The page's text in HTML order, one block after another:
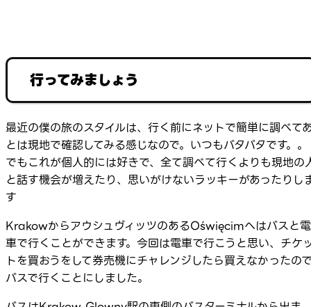
行ってみましょう
最近の僕の旅のスタイルは、行く前にネットで簡単に調べて
とは現地で確認してみる感じなので。いつもバタバタです。。
でもこれが個人的には好きで、全て調べて行くよりも現地の
と話す機会が増えたり、思いがけないラッキーがあったりし
す
KrakowからアウシュヴィッツのあるOświęcimへはバスと電
車で行くことができます。今回は電車で行こうと思い、チケ
トを買おうをして券売機にチャレンジしたら買えなかったの
バスで行くことにしました。